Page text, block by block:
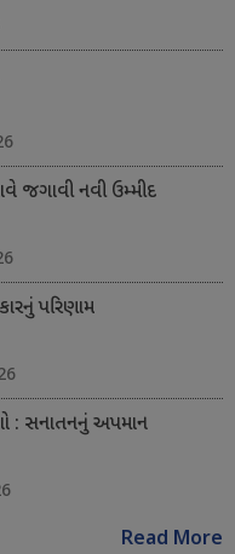
જગાવી નવી ઉમ્મીદ
પરિણામ
: સનાતનનું અપમાન
Read More